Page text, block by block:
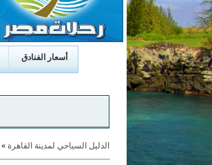
أسعار الفنادق
الدليل السياحي لمدينة القاهرة»